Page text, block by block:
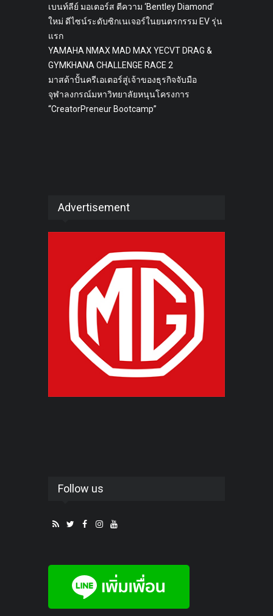
เบนท์ลีย์ มอเตอร์ส ตีความ ‘Bentley Diamond’
ใหม่ ดีไซน์ระดับซิกเนเจอร์ในยนตรกรรม EV รุ่น
แรก
YAMAHA NMAX MAD MAX YECVT DRAG &
GYMKHANA CHALLENGE RACE 2
มาสด้าปั้นครีเอเตอร์สู่เจ้าของธุรกิจจับมือ
จุฬาลงกรณ์มหาวิทยาลัยหนุนโครงการ
“CreatorPreneur Bootcamp”
Advertisement
Follow us